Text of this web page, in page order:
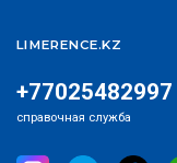
+77025482997
справочная служба
LIMERENCE.KZ